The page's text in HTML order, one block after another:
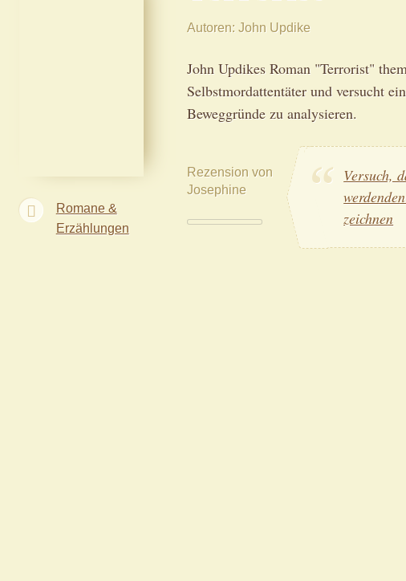
Autoren John Updike
John Updikes Roman "Terrorist"
Selbstmordattentäter und versucht
Beweggründe zu analysieren.
Rezension von
Josephine
Versuch,
zeichnen
Romane &
Erzählungen